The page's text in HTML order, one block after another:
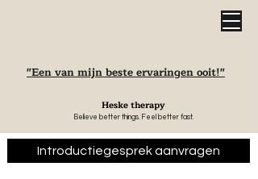
"Een van mijn beste ervaringen ooit!"
Heske therapy
Believe better things. Feel better fast.
Introductiegesprek aanvragen